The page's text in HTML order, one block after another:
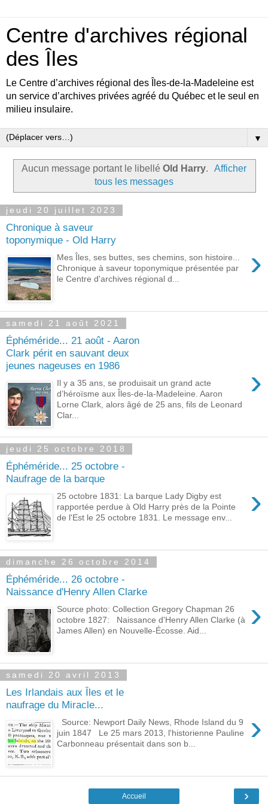
Centre d'archives régional
des Îles
Le Centre d’archives régional des Îles-de-la-Madeleine est
un service d’archives privées agréé du Québec et le seul en
milieu insulaire.
▼
Aucun message portant le libellé Old Harry.
Afficher
tous les messages
jeudi 20 juillet 2023
Chronique à saveur
toponymique - Old Harry
›
Mes Îles, ses buttes, ses chemins, son histoire...
Chronique à saveur toponymique présentée par
le Centre d'archives régional d...
samedi 21 août 2021
Éphéméride... 21 août - Aaron
Clark périt en sauvant deux
jeunes nageuses en 1986
›
Il y a 35 ans, se produisait un grand acte
d’héroïsme aux Îles-de-la-Madeleine. Aaron
Lorne Clark, alors âgé de 25 ans, fils de Leonard
Clar...
jeudi 25 octobre 2018
Éphéméride... 25 octobre -
Naufrage de la barque
›
25 octobre 1831: La barque Lady Digby est
rapportée perdue à Old Harry près de la Pointe
de l'Est le 25 octobre 1831. Le message env...
dimanche 26 octobre 2014
Éphéméride... 26 octobre -
Naissance d'Henry Allen Clarke
›
Source photo: Collection Gregory Chapman 26
octobre 1827: Naissance d'Henry Allen Clarke (à
James Allen) en Nouvelle-Écosse. Aid...
samedi 20 avril 2013
Les Irlandais aux Îles et le
naufrage du Miracle...
›
Source: Newport Daily News, Rhode Island du 9
juin 1847 Le 25 mars 2013, l'historienne Pauline
Carbonneau présentait dans son b...
›
Accueil